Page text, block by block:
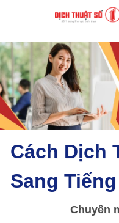
Cách Dịch
Sang
Chuyên